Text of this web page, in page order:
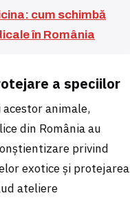
cum schimbă
în România
a speciilor
animale,
din România au
privind
exotice și protejarea
ateliere